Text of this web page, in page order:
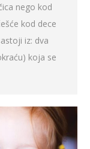
nego kod
kod dece
iz: dva
koja se